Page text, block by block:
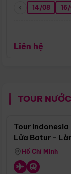
14/08
Liên hệ
TOUR
Tour
Lửa Batur -
Hồ Chí Minh